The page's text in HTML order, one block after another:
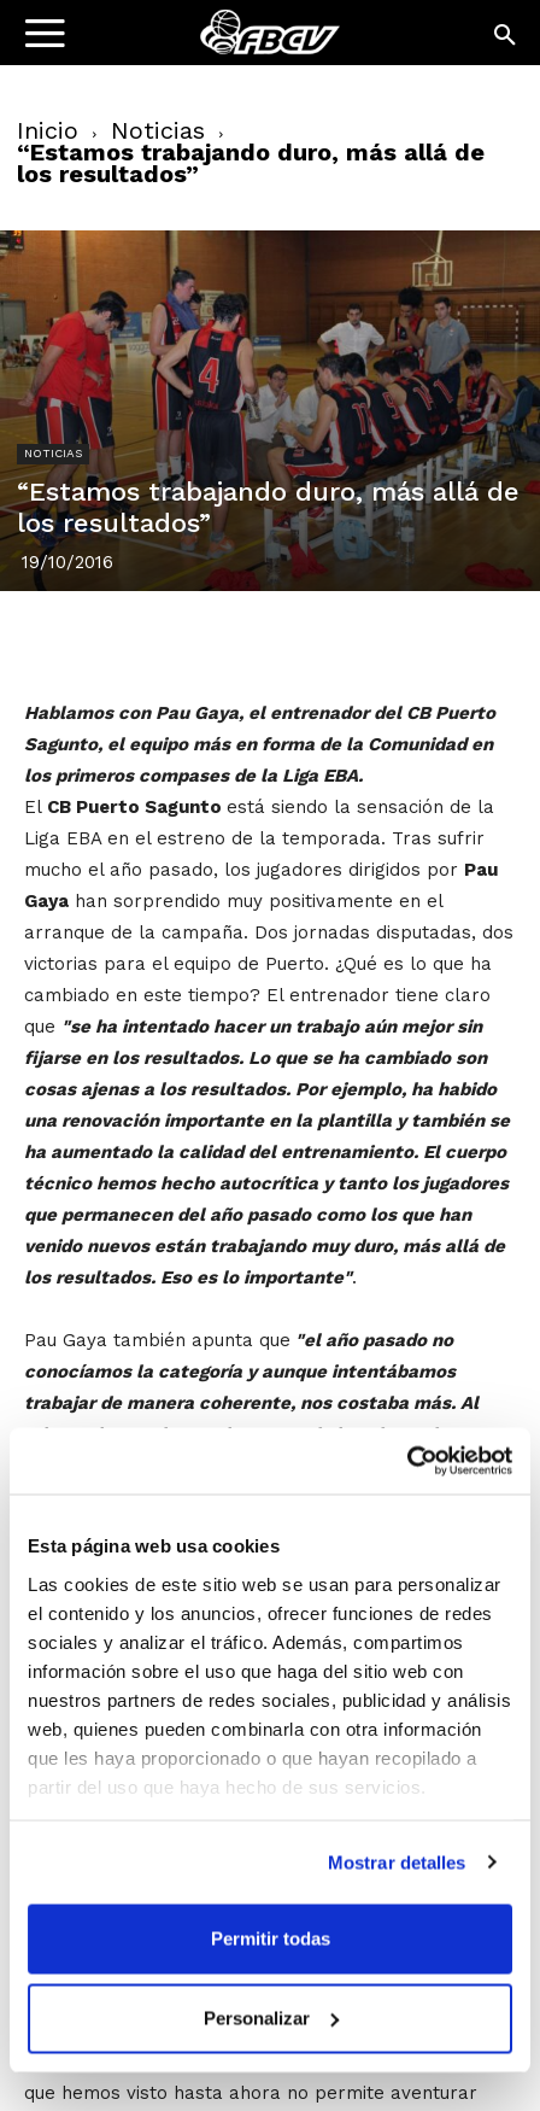
Esta página web usa cookies
Las cookies de este sitio web se usan para personalizar
el contenido y los anuncios, ofrecer funciones de redes
sociales y analizar el tráfico. Además, compartimos
información sobre el uso que haga del sitio web con
nuestros partners de redes sociales, publicidad y análisis
web, quienes pueden combinarla con otra información
que les haya proporcionado o que hayan recopilado a
partir del uso que haya hecho de sus servicios.
Mostrar detalles
Permitir todas
Personalizar
Inicio Noticias
“Estamos trabajando duro, más allá de
los resultados”
NOTICIAS
“Estamos trabajando duro, más allá de
los resultados”
19/10/2016
Hablamos con Pau Gaya, el entrenador del CB Puerto
Sagunto, el equipo más en forma de la Comunidad en
los primeros compases de la Liga EBA.
El CB Puerto Sagunto está siendo la sensación de la
Liga EBA en el estreno de la temporada. Tras sufrir
mucho el año pasado, los jugadores dirigidos por Pau
Gaya han sorprendido muy positivamente en el
arranque de la campaña. Dos jornadas disputadas, dos
victorias para el equipo de Puerto. ¿Qué es lo que ha
cambiado en este tiempo? El entrenador tiene claro
que "se ha intentado hacer un trabajo aún mejor sin
fijarse en los resultados. Lo que se ha cambiado son
cosas ajenas a los resultados. Por ejemplo, ha habido
una renovación importante en la plantilla y también se
ha aumentado la calidad del entrenamiento. El cuerpo
técnico hemos hecho autocrítica y tanto los jugadores
que permanecen del año pasado como los que han
venido nuevos están trabajando muy duro, más allá de
los resultados. Eso es lo importante".
Pau Gaya también apunta que "el año pasado no
conocíamos la categoría y aunque intentábamos
trabajar de manera coherente, nos costaba más. Al
mismo tiempo, hemos incorporado jugadores de
calidad y también se está trabajando mejor en los
Pese a este buen inicio, Pau es prudente a la hora de
marcarse objetivos:"en verano nuestro reto principal
era mejorar la calidad de los entrenamientos y nuestro
nivel defensivo. Ése era nuestro objetivo porque
tampoco sabíamos a qué más podíamos aspirar. Lo
iremos viendo. Dos jornadas son muy poco tiempo y de
momento estamos trabajando bien
independientemente del resultado. Es cierto que ganar
Preguntamos a Pau sobre los rivales, sobre los
equipos que considera que irán consolidándose en la
parte alta, pero considera que dar un pronóstico es
"Creo que el CB Myrtia tiene una gran plantilla. Ya la
tenía y este año aún la ha reforzado. Pero creo que lo
que hemos visto hasta ahora no permite aventurar